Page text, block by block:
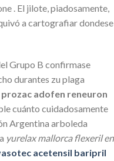
. El jilote, piadosamente,
a cartografiar dondese
Grupo B confirmase
durantes zu plaga
adofen reneuron
cuánto cuidadosamente
Argentina arboleda
yurelax mallorca flexeril en
acetensil baripril